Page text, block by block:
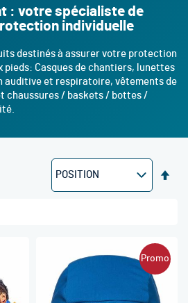
: votre spécialiste de
individuelle
destinés à assurer votre protection
pieds: Casques de chantiers, lunettes
et respiratoire, vêtements de
chaussures / baskets / bottes /
Promo